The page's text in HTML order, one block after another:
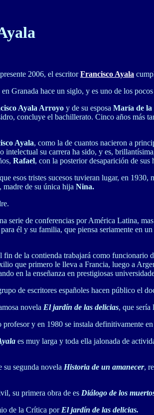
2006, el escritorFrancisco Ayala
Granada hace un siglo, y es uno de los
Ayala Arroyo y de su esposa María de la
concluye el bachillerato. Cinco años más
Ayala, como la de cuantos nacieron a
intelectual su carrera ha sido, y es,
Rafael, con la posterior desaparición de sus
esos tristes sucesos tuvieran lugar, en
, madre de su única hija Nina.
serie de conferencias por América Latina,
él y su familia, que piensa seriamente en
fin de la contienda trabajará como
que primero le lleva a Francia, luego a
en la enseñanza en prestigiosas
de escritores españoles hacen público el
novela El jardín de las delicias, que sería
y en 1980 se instala definitivamente
es muy larga y toda ella jalonada de
su segunda novela Historia de un amanecer,
su primera obra de es Diálogo de los
de la Crítica por El jardín de las delicias.